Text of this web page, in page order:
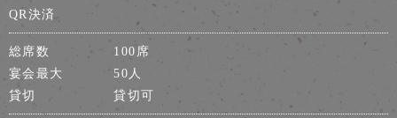
QR決済
総席数
100席
宴会最大
50人
貸切
貸切可